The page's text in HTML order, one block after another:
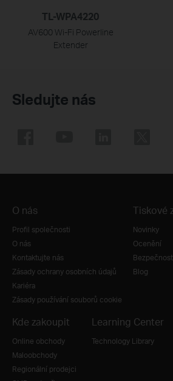
TL-WPA4220
AV600 Wi-Fi Powerline
Extender
Sledujte nás
O nás
Profil společnosti
O nás
Kontaktujte nás
Zásady ochrany osobních údajů
Kariéra
Zásady používání souborů cookie
Tiskové
Novinky
Ocenění
Blog
Kde zakoupit
Online obchody
Maloobchody
Regionální prodejci
Learning Center
Technology Library